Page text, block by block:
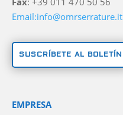
Email:info@omrserrature.it
SUSCRÍBETE AL BOLETÍN
EMPRESA